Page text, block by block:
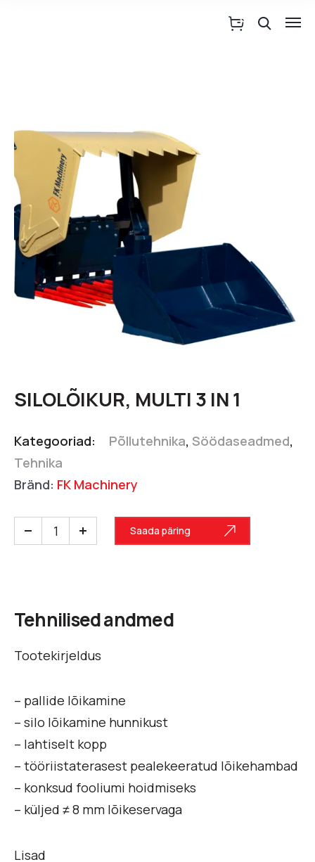
SILOLÕIKUR, MULTI 3 IN 1
Kategooriad: Põllutehnika, Söödaseadmed,
Tehnika
Bränd: FK Machinery
Saada päring
Tehnilised andmed
Tootekirjeldus
– pallide lõikamine
– silo lõikamine hunnikust
– lahtiselt kopp
– tööriistaterasest pealekeeratud lõikehambad
– konksud fooliumi hoidmiseks
– küljed ≠ 8 mm lõikeservaga
Lisad